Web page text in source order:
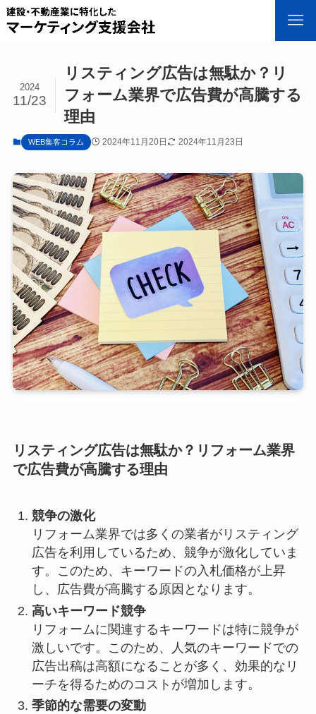
リスティング広告は無駄か？リ
フォーム業界で広告費が高騰する
理由
2024
11/23
WEB集客コラム 2024年11月20日 2024年11月23日
リスティング広告は無駄か？リフォーム業界
で広告費が高騰する理由
競争の激化
リフォーム業界では多くの業者がリスティング
広告を利用しているため、競争が激化していま
す。このため、キーワードの入札価格が上昇
し、広告費が高騰する原因となります。
高いキーワード競争
リフォームに関連するキーワードは特に競争が
激しいです。このため、人気のキーワードでの
広告出稿は高額になることが多く、効果的なリ
ーチを得るためのコストが増加します。
季節的な需要の変動